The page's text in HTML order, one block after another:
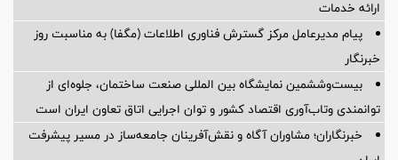
ارائه خدمات
پیام مدیرعامل مرکز گسترش فناوری اطلاعات (مگفا) به مناسبت روز
خبرنگار
بیست‌وششمین نمایشگاه بین المللی صنعت ساختمان، جلوه‌ای از
توانمندی وتاب‌آوری اقتصاد کشور و توان اجرایی اتاق تعاون ایران است
خبرنگاران؛ مشاوران آگاه و نقش‌آفرینان جامعه‌ساز در مسیر پیشرفت